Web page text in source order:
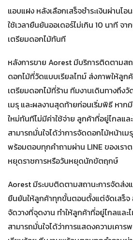
แอบแฝง หลังเลือกเสร็จชำระเงินผ่านโ
ใช้เวลายืนยันออเดอร์ไม่เกิน 10 นาที จ
เตรียมดอกไม้ทันที
หลังการขาย Aorest มีบริการติดตามส
ดอกไม้ที่วัดแบบเรียลไทม์ ส่งภาพให้ลู
เตรียมดอกไม้ที่ร้าน ทีมงานเดินทางถึง
เมรุ และผลงานสุดท้ายก่อนเริ่มพิธี หา
ใหม่ทันทีไม่มีค่าใช้จ่าย ลูกค้าที่อยู่ไกลแล
สามารถมั่นใจได้ว่าการจัดดอกไม้หน้าเ
พร้อมตอบทุกคำถามผ่าน LINE ของเรา
หยุดราชการหรือวันหยุดนักขัตฤกษ์
Aorest มีระบบติดตามสถานะการจัดส่ง
ยืนยันให้ลูกค้าทุกขั้นตอนตั้งแต่จัดเสร็จ
จัดวางที่จุดงาน ทำให้ลูกค้าที่อยู่ไกลและ
สามารถมั่นใจได้ว่าการแสดงความเคาร